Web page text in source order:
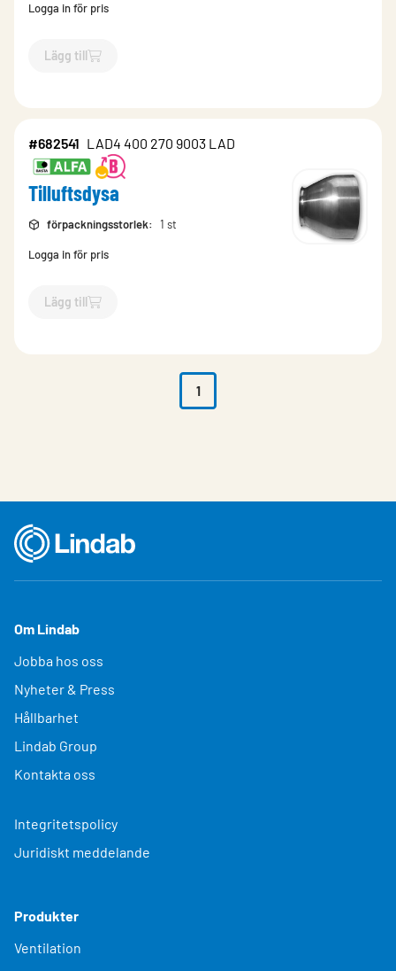
Logga in för pris
Lägg till
`$Lägg till
#682541 LAD4 400 270 9003 LAD
Tilluftsdysa
förpackningsstorlek: 1 st
Logga in för pris
Lägg till
`$Lägg till
1
Om Lindab
Jobba hos oss
Nyheter & Press
Hållbarhet
Lindab Group
Kontakta oss
Integritetspolicy
Juridiskt meddelande
Produkter
Ventilation